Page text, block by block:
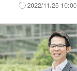
2022/11/25 10:00